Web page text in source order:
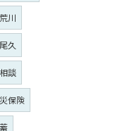
荒川
久
談
保険